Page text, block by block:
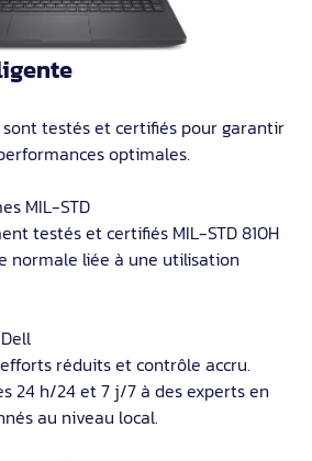
sont testés et certifiés pour garantir
optimales.
MIL-STD
testés et certifiés MIL-STD 810H
normale liée à une utilisation
réduits et contrôle accru.
24 h/24 et 7 j/7 à des experts en
au niveau local.